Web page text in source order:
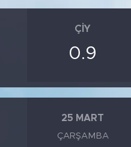
ÇIY
0.9
25 MART
ÇARŞAMBA